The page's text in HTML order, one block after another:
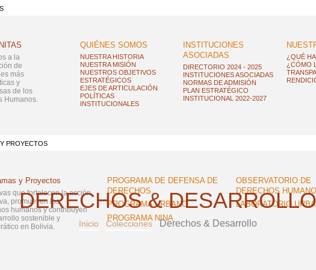
a la
de
más
y
de los
Humanos.
QUIÉNES SOMOS
NUESTRA HISTORIA
NUESTRA MISIÓN
NUESTROS OBJETIVOS
ESTRATÉGICOS
EJES DE ARTICULACIÓN
POLÍTICAS
INSTITUCIONALES
INSTITUCIONES
ASOCIADAS
DIRECTORIO 2024 - 2025
INSTITUCIONES ASOCIADAS
NORMAS DE ADMISIÓN
PLAN ESTRATÉGICO
INSTITUCIONAL 2022-2027
¿QUÉ
¿CÓMO
PROYECTOS
y Proyectos
que fortalecen la acción
promueven los
humanos y contribuyen
sostenible y
en Bolivia.
PROGRAMA DE DEFENSA DE
DERECHOS
PROGRAMA URBANO
PROGRAMA NINA
OBSERVATORIO DE
DERECHOS
LABORATORIO
DERECHOS & DESARROLLO
Inicio Colecciones Derechos & Desarrollo